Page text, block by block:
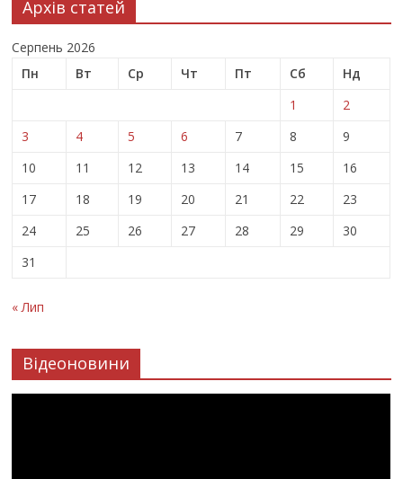
Архів статей
Серпень 2026
Пн
Вт Ср Чт Пт Сб
Нд
1
2
3
4 5 6 7 8
9
10
11 12 13 14 15
16
17
18 19 20 21 22
23
24
25 26 27 28 29
30
31
« Лип
Відеоновини